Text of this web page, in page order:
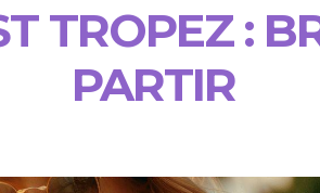
TROPEZ :
PARTIR